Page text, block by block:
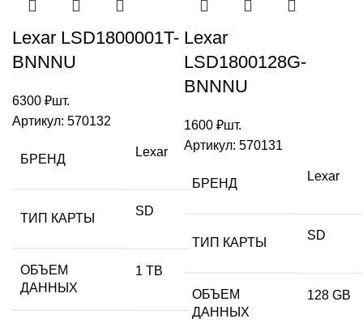
Lexar LSD1800001T-
BNNNU
6300 ₽шт.
Артикул: 570132
БРЕНД
Lexar
ТИП КАРТЫ
SD
ОБЪЕМ
ДАННЫХ
1 TB
Lexar
LSD1800128G-
BNNNU
1600 ₽шт.
Артикул: 570131
БРЕНД
Lexar
ТИП КАРТЫ
SD
ОБЪЕМ
ДАННЫХ
128 GB